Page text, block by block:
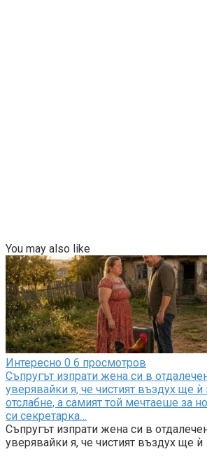
You may also like
Интересно 0 6 просмотров
Съпругът изпрати жена си в
уверявайки я, че чистият въздух ще
отслабне, а самият той мечтаеше за
си секретарка…
Съпругът изпрати жена си в
уверявайки я, че чистият въздух ще ѝ